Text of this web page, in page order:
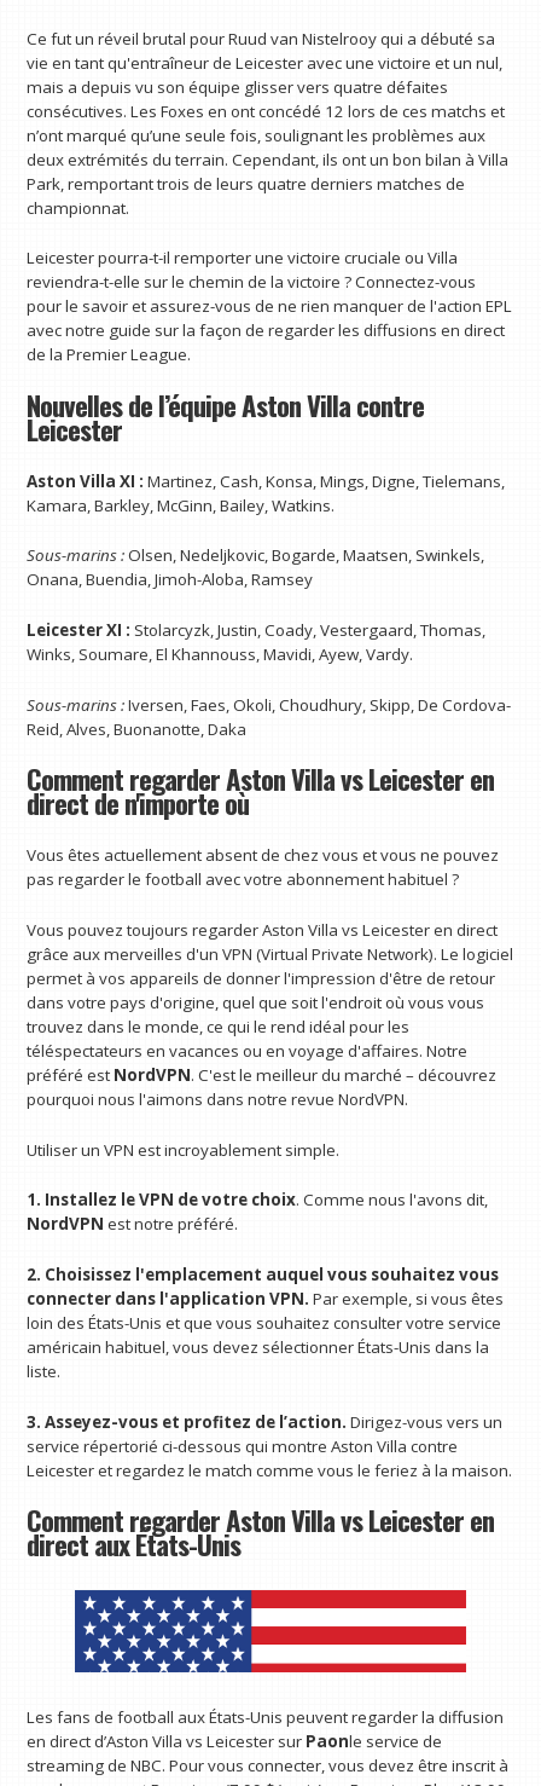
Ce fut un réveil brutal pour Ruud van Nistelrooy qui a débuté sa
vie en tant qu'entraîneur de Leicester avec une victoire et un nul,
mais a depuis vu son équipe glisser vers quatre défaites
consécutives. Les Foxes en ont concédé 12 lors de ces matchs et
n’ont marqué qu’une seule fois, soulignant les problèmes aux
deux extrémités du terrain. Cependant, ils ont un bon bilan à Villa
Park, remportant trois de leurs quatre derniers matches de
championnat.
Leicester pourra-t-il remporter une victoire cruciale ou Villa
reviendra-t-elle sur le chemin de la victoire ? Connectez-vous
pour le savoir et assurez-vous de ne rien manquer de l'action EPL
avec notre guide sur la façon de regarder les diffusions en direct
de la Premier League.
Nouvelles de l’équipe Aston Villa contre
Leicester
Aston Villa XI : Martinez, Cash, Konsa, Mings, Digne, Tielemans,
Kamara, Barkley, McGinn, Bailey, Watkins.
Sous-marins :Olsen, Nedeljkovic, Bogarde, Maatsen, Swinkels,
Onana, Buendia, Jimoh-Aloba, Ramsey
Leicester XI : Stolarcyzk, Justin, Coady, Vestergaard, Thomas,
Winks, Soumare, El Khannouss, Mavidi, Ayew, Vardy.
Sous-marins :Iversen, Faes, Okoli, Choudhury, Skipp, De Cordova-
Reid, Alves, Buonanotte, Daka
Comment regarder Aston Villa vs Leicester en
direct de n'importe où
Vous êtes actuellement absent de chez vous et vous ne pouvez
pas regarder le football avec votre abonnement habituel ?
Vous pouvez toujours regarder Aston Villa vs Leicester en direct
grâce aux merveilles d'un VPN (Virtual Private Network). Le logiciel
permet à vos appareils de donner l'impression d'être de retour
dans votre pays d'origine, quel que soit l'endroit où vous vous
trouvez dans le monde, ce qui le rend idéal pour les
téléspectateurs en vacances ou en voyage d'affaires. Notre
préféré est NordVPN. C'est le meilleur du marché – découvrez
pourquoi nous l'aimons dans notre revue NordVPN.
Utiliser un VPN est incroyablement simple.
1. Installez le VPN de votre choix. Comme nous l'avons dit,
NordVPN est notre préféré.
2. Choisissez l'emplacement auquel vous souhaitez vous
connecter dans l'application VPN.Par exemple, si vous êtes
loin des États-Unis et que vous souhaitez consulter votre service
américain habituel, vous devez sélectionner États-Unis dans la
liste.
3. Asseyez-vous et profitez de l’action.Dirigez-vous vers un
service répertorié ci-dessous qui montre Aston Villa contre
Leicester et regardez le match comme vous le feriez à la maison.
Comment regarder Aston Villa vs Leicester en
direct aux États-Unis
Les fans de football aux États-Unis peuvent regarder la diffusion
en direct d’Aston Villa vs Leicester sur Paonle service de
streaming de NBC. Pour vous connecter, vous devez être inscrit à